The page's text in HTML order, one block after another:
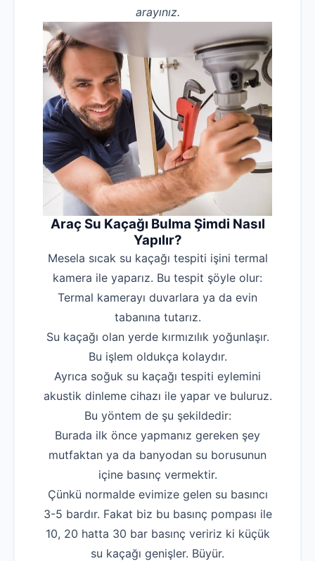
arayınız.
AraçSu Kaçağı Bulma Şimdi Nasıl
Yapılır?
Mesela sıcak su kaçağı tespiti işini termal
kamera ile yaparız. Bu tespit şöyle olur:
Termal kamerayı duvarlara ya da evin
tabanına tutarız.
Su kaçağı olan yerde kırmızılık yoğunlaşır.
Bu işlem oldukça kolaydır.
Ayrıca soğuk su kaçağı tespiti eylemini
akustik dinleme cihazı ile yapar ve buluruz.
Bu yöntem de şu şekildedir:
Burada ilk önce yapmanız gereken şey
mutfaktan ya da banyodan su borusunun
içine basınç vermektir.
Çünkü normalde evimize gelen su basıncı
3-5 bardır. Fakat biz bu basınç pompası ile
10, 20 hatta 30 bar basınç veririz ki küçük
su kaçağı genişler. Büyür.